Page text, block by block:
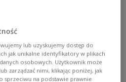
Debata o
w Czwórce
lub uzyskujemy dostęp do
jak unikalne identyfikatory w plikach
osobowych. Użytkownik może
zarządzać nimi, klikając poniżej, jak
sprzeciwu na podstawie prawnie